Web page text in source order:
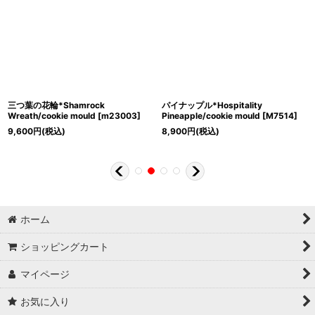
三つ葉の花輪*Shamrock
Wreath/cookie mould [m23003]
9,600円(税込)
パイナップル*Hospitality
Pineapple/cookie mould [M7514]
8,900円(税込)
ホーム
ショッピングカート
マイページ
お気に入り